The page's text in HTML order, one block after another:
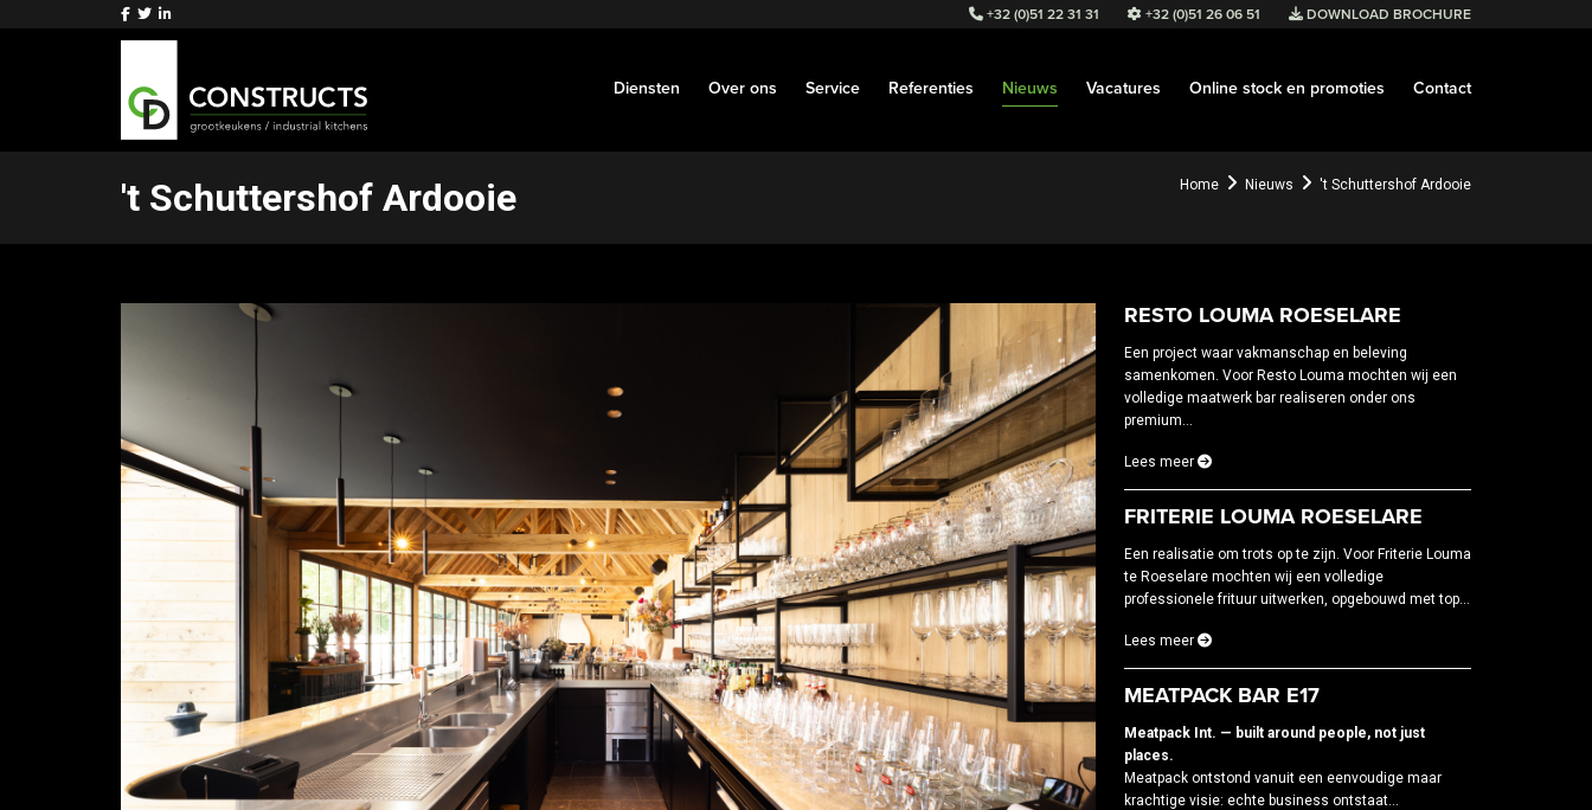
+32 (0)51 22 31 31 +32 (0)51 26 06 51 DOWNLOAD BROCHURE
Diensten Over ons Service Referenties Nieuws Vacatures Online stock en promoties Contact
't Schuttershof Ardooie Home Nieuws 't Schuttershof Ardooie
RESTO LOUMA ROESELARE
Een project waar vakmanschap en beleving
samenkomen. Voor Resto Louma mochten wij een
volledige maatwerk bar realiseren onder ons
premium...
Lees meer
FRITERIE LOUMA ROESELARE
Een realisatie om trots op te zijn. Voor Friterie Louma
te Roeselare mochten wij een volledige
professionele frituur uitwerken, opgebouwd met top...
Lees meer
MEATPACK BAR E17
Meatpack Int. — built around people, not just
places.
Meatpack ontstond vanuit een eenvoudige maar
krachtige visie: echte business ontstaat...